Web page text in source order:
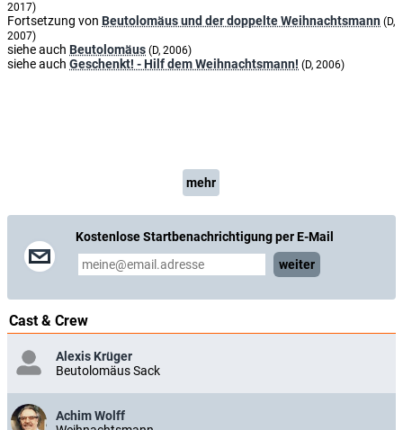
2017)
Fortsetzung von Beutolomäus und der doppelte Weihnachtsmann (D,
2007)
siehe auch Beutolomäus (D, 2006)
siehe auch Geschenkt! - Hilf dem Weihnachtsmann! (D, 2006)
mehr
Kostenlose Startbenachrichtigung per E-Mail
weiter
Cast & Crew
Alexis Krüger
Beutolomäus Sack
Achim Wolff